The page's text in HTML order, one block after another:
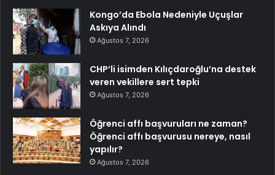
Kongo’da Ebola Nedeniyle Uçuşlar
Askıya Alındı
Ağustos 7, 2026
CHP’li isimden Kılıçdaroğlu’na destek
veren vekillere sert tepki
Ağustos 7, 2026
Öğrenci affı başvuruları ne zaman?
Öğrenci affı başvurusu nereye, nasıl
yapılır?
Ağustos 7, 2026